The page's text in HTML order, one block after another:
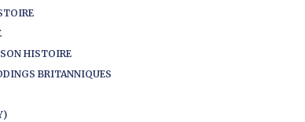
HISTOIRE
BRITANNIQUES